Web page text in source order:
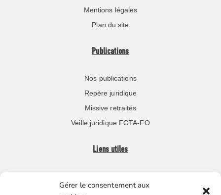
Gérer le consentement aux
Mentions légales
Plan du site
Publications
Nos publications
Repère juridique
Missive retraités
Veille juridique FGTA-FO
Liens utiles